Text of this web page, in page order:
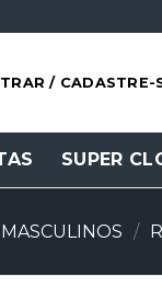
/ CADASTRE-
SUPER
/